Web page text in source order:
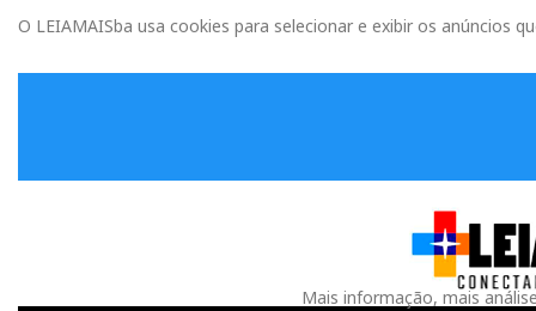
O LEIAMAISba usa cookies para selecionar e exibir os anúncios
Mais informação, mais